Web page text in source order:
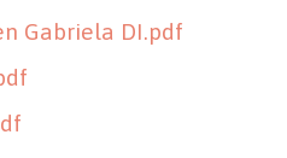
Gabriela DI.pdf